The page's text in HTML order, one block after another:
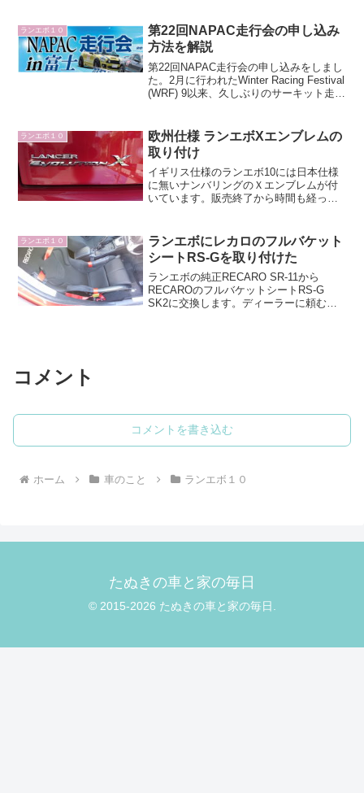
12/12 富士スピードウェイ本コース 30
分 x...
ランエボ１０
第22回NAPAC走行会の申し込み
方法を解説
第22回NAPAC走行会の申し込みをしまし
た。2月に行われたWinter Racing Festival
(WRF) 9以来、久しぶりのサーキット走行
たま富士スピ...
ランエボ１０
欧州仕様 ランエボXエンブレムの
取り付け
イギリス仕様のランエボ10には日本仕様
に無いナンバリングのＸエンブレムが付
いています。販売終了から時間も経って
ネレーターも今では買うことが出来なく
なりました。そんな事...
ランエボ１０
ランエボにレカロのフルバケット
シートRS-Gを取り付けた
ランエボの純正RECARO SR-11から
RECAROのフルバケットシートRS-G
SK2に交換します。ディーラーに頼むと
コメント
コメントを書き込む
ホーム 車のこと ランエボ１０
たぬきの車と家の毎日
© 2015-2026 たぬきの車と家の毎日.